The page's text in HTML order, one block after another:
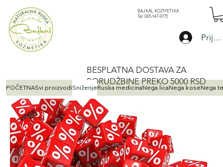
BAJKAL KOZMETIKA
Tel: 063-147-9773
BESPLATNA DOSTAVA ZA
PORUDŽBINE PREKO 5000 RSD
POČETNASvi proizvodiSniženjeRuska medicinaNega licaNega koseNega
Početna